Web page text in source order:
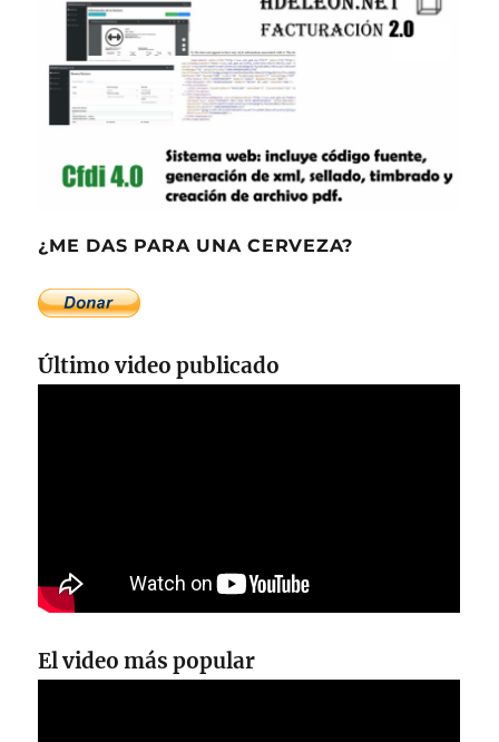
¿ME DAS PARA UNA CERVEZA?
Último video publicado
El video más popular